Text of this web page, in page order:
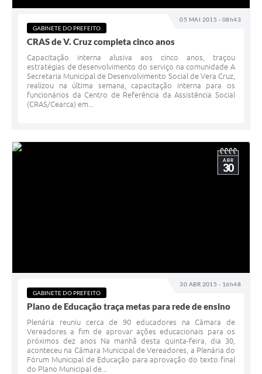
05 MAI 2015 - 08h43
GABINETE DO PREFEITO
CRAS de V. Cruz completa cinco anos
Capacitação interna alusiva aos cinco anos, traçou
estratégias de desenvolvimento do serviço na comunidade A
Secretaria Municipal de Desenvolvimento Social de Vera Cruz,
realizou na última semana, capacitação interna para os
funcionários da Centro de Referência da Assistência Social
(CRAS/Cearca) em...
30 ABR 2015 - 16h48
ABR
30
GABINETE DO PREFEITO
Plano de Educação traça metas para rede de ensino
Plenária reuniu cerca de 90 educadores na Câmara de
Vereadores a fim de aprovar ações educacionais para os
próximos dez anos Na manhã desta quinta-feira, dia 30,
aconteceu na Câmara Municipal de Vereadores, a Plenária do
Fórum Municipal de Educação para aprovação do texto final
do Plano Municipal de...